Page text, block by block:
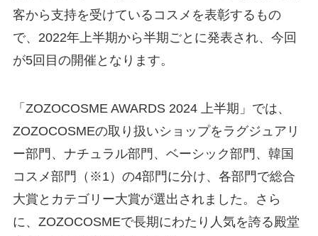
客から支持を受けているコスメを表彰するもの
で、2022年上半期から半期ごとに発表され、今回
が5回目の開催となります。
「ZOZOCOSME AWARDS 2024 上半期」では、
ZOZOCOSMEの取り扱いショップをラグジュアリ
ー部門、ナチュラル部門、ベーシック部門、韓国
コスメ部門（※1）の4部門に分け、各部門で総合
大賞とカテゴリー大賞が選出されました。さら
に、ZOZOCOSMEで長期にわたり人気を誇る殿堂